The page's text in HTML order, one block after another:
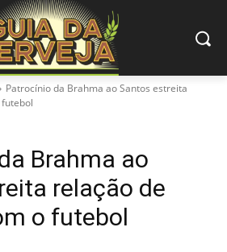
Patrocínio da Brahma ao Santos estreita
Brahma ao
relação de
o futebol